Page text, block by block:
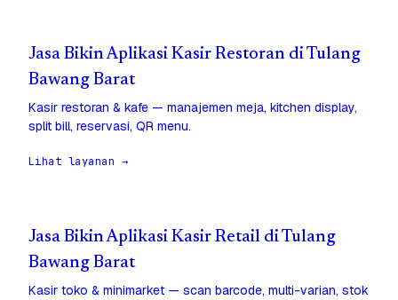
Jasa Bikin Aplikasi Kasir Restoran di Tulang
Bawang Barat
Kasir restoran & kafe — manajemen meja, kitchen display,
split bill, reservasi, QR menu.
Lihat layanan →
Jasa Bikin Aplikasi Kasir Retail di Tulang
Bawang Barat
Kasir toko & minimarket — scan barcode, multi-varian, stok